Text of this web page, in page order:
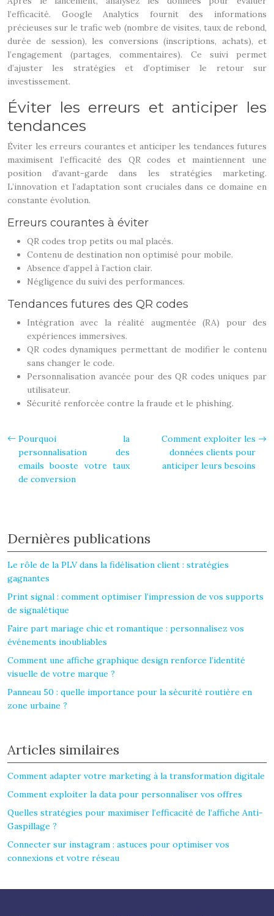
l’efficacité. Google Analytics fournit des informations
précieuses sur le trafic web (nombre de visites, taux de rebond,
durée de session), les conversions (inscriptions, achats), et
l’engagement (partages, commentaires). Ce suivi permet
d’ajuster les stratégies et d’optimiser le retour sur
investissement.
Éviter les erreurs et anticiper les
tendances
Éviter les erreurs courantes et anticiper les tendances futures
maximisent l’efficacité des QR codes et maintiennent une
position d’avant-garde dans les stratégies marketing.
L’innovation et l’adaptation sont cruciales dans ce domaine en
constante évolution.
Erreurs courantes à éviter
QR codes trop petits ou mal placés.
Contenu de destination non optimisé pour mobile.
Absence d’appel à l’action clair.
Négligence du suivi des performances.
Tendances futures des QR codes
Intégration avec la réalité augmentée (RA) pour des
expériences immersives.
QR codes dynamiques permettant de modifier le contenu
sans changer le code.
Personnalisation avancée pour des QR codes uniques par
utilisateur.
Sécurité renforcée contre la fraude et le phishing.
Pourquoi la
personnalisation des
emails booste votre taux
de conversion
Comment exploiter les
données clients pour
anticiper leurs besoins
Dernières publications
Le rôle de la PLV dans la fidélisation client : stratégies
gagnantes
Print signal : comment optimiser l’impression de vos supports
de signalétique
Faire part mariage chic et romantique : personnalisez vos
événements inoubliables
Comment une affiche graphique design renforce l’identité
visuelle de votre marque ?
Panneau 50 : quelle importance pour la sécurité routière en
zone urbaine ?
Articles similaires
Comment adapter votre marketing à la transformation digitale
Comment exploiter la data pour personnaliser vos offres
Quelles stratégies pour maximiser l’efficacité de l’affiche Anti-
Gaspillage ?
Connecter sur instagram : astuces pour optimiser vos
connexions et votre réseau